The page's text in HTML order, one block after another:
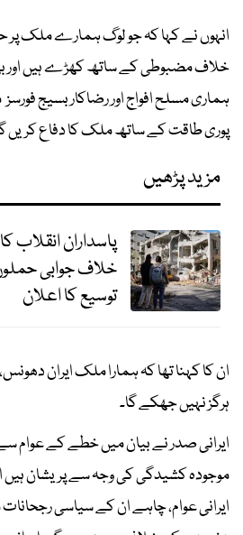
انہوں نے کہا کہ جو لوگ ہمارے ملک پر
خلاف مضبوطی کے ساتھ کھڑے ہیں اور
ہماری مسلح افواج اور رضاکار بسیج
پوری طاقت کے ساتھ ملک کا دفاع کریں
مزید پڑھیں
پاسداران انقلاب
خلاف جوابی
توسیع کا اعلان
ان کا کہنا تھا کہ ہمارا ملک ایران
ہرگز نہیں جھکے گا۔
ایرانی صدر نے بیان میں خطے کے عوام
موجودہ کشیدگی کی وجہ سے پریشان ہیں
ایرانی عوام، چاہے ان کے سیاسی